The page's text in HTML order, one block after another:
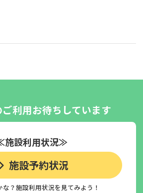
利用お待ちしています
設利用状況≫
施設予約状況
な？施設利用状況を見てみよう！